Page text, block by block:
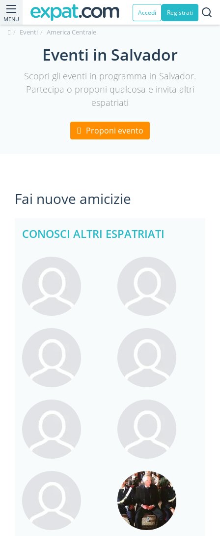
MENU
Accedi Registrati
Eventi America Centrale
Eventi in Salvador
Scopri gli eventi in programma in Salvador.
Partecipa o proponi qualcosa e invita altri
espatriati
Proponi evento
Fai nuove amicizie
CONOSCI ALTRI ESPATRIATI